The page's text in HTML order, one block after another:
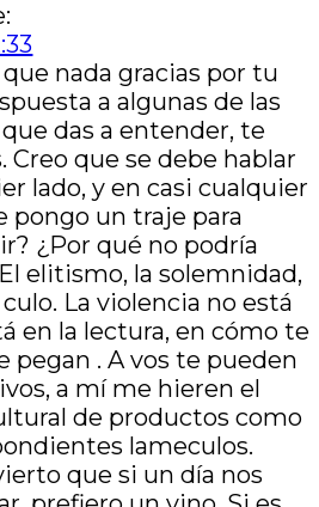
nada gracias por tu
a algunas de las
das a entender, te
Creo que se debe hablar
lado, y en casi cualquier
pongo un traje para
¿Por qué no podría
elitismo, la solemnidad,
La violencia no está
en la lectura, en cómo te
pegan . A vos te pueden
a mí me hieren el
de productos como
lameculos.
que si un día nos